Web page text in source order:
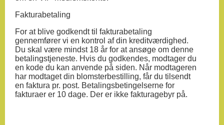
Fakturabetaling
For at blive godkendt til fakturabetaling
gennemfører vi en kontrol af din kreditværdighed.
Du skal være mindst 18 år for at ansøge om denne
betalingstjeneste. Hvis du godkendes, modtager du
en kode du kan anvende på siden. Når modtageren
har modtaget din blomsterbestilling, får du tilsendt
en faktura pr. post. Betalingsbetingelserne for
fakturaer er 10 dage. Der er ikke fakturagebyr på.